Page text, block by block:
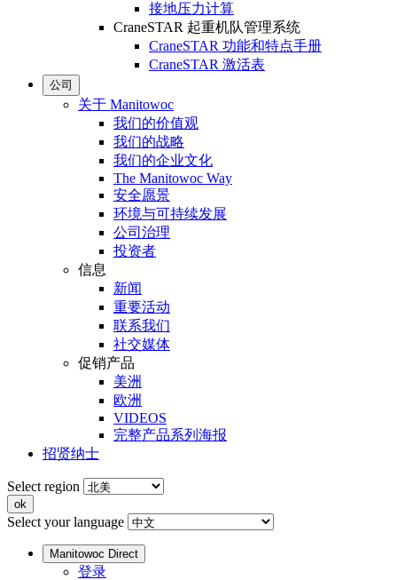
接地压力计算
CraneSTAR 起重机队管理系统
CraneSTAR 功能和特点手册
CraneSTAR 激活表
公司
关于 Manitowoc
我们的价值观
我们的战略
我们的企业文化
The Manitowoc Way
安全愿景
环境与可持续发展
公司治理
投资者
信息
新闻
重要活动
联系我们
社交媒体
促销产品
美洲
欧洲
VIDEOS
完整产品系列海报
招贤纳士
Select region
Select your language
Manitowoc Direct
登录